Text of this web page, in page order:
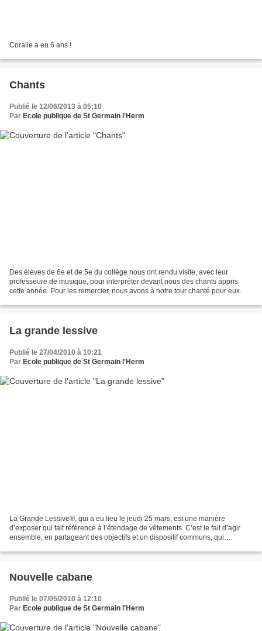
Coralie a eu 6 ans !
Chants
Publié le 12/06/2013 à 05:10
Par Ecole publique de St Germain l'Herm
Des élèves de 6e et de 5e du collège nous ont rendu visite, avec leur
professeure de musique, pour interpréter devant nous des chants appris
cette année. Pour les remercier, nous avons à notre tour chanté pour eux.
La grande lessive
Publié le 27/04/2010 à 10:21
Par Ecole publique de St Germain l'Herm
La Grande Lessive®, qui a eu lieu le jeudi 25 mars, est une manière
d’exposer qui fait référence à l’étendage de vêtements. C’est le fait d’agir
ensemble, en partageant des objectifs et un dispositif communs, qui
Nouvelle cabane
Publié le 07/05/2010 à 12:10
Par Ecole publique de St Germain l'Herm